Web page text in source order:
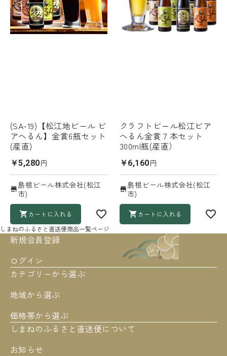
(SA-19)【松江地ビール ビ
アへるん】金賞6瓶セット
(産直)
￥5,280円
島根ビール株式会社(松江
市)
カートに入れる
クラフトビール松江ビア
へるん金賞７本セット
300ml瓶(産直）
￥6,160円
島根ビール株式会社(松江
市)
カートに入れる
しまねのふるさと直送便商品一覧ページ
カテゴリーから選ぶ
地域から選ぶ
価格帯から選ぶ
新規会員登録
ログイン
しまねのふるさと直送便について
お知らせ